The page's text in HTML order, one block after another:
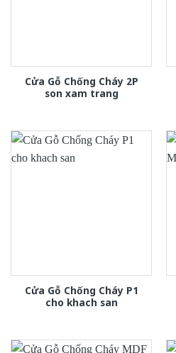
Cửa Gỗ Chống Cháy 2P
son xam trang
Cửa Gỗ Chống Cháy P1
cho khach san